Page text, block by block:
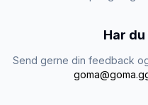
Har
Send gerne din feedback